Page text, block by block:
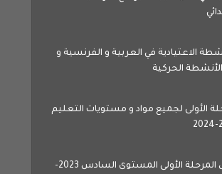
الاعتيادية في العربية و الفرنسية و
الحركية
الأولى لجميع مواد و مستويات التعليم
جميع فروض المرحلة الأولى المستوى السادس 2023-